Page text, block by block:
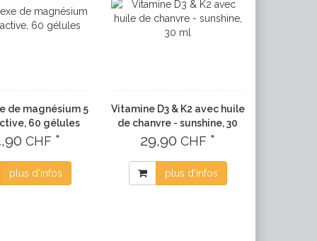
de magnésium 5
60 gélules
CHF *
plus d'infos
Vitamine D3 & K2 avec huile
de chanvre - sunshine, 30
ml
29,90CHF *
plus d'infos